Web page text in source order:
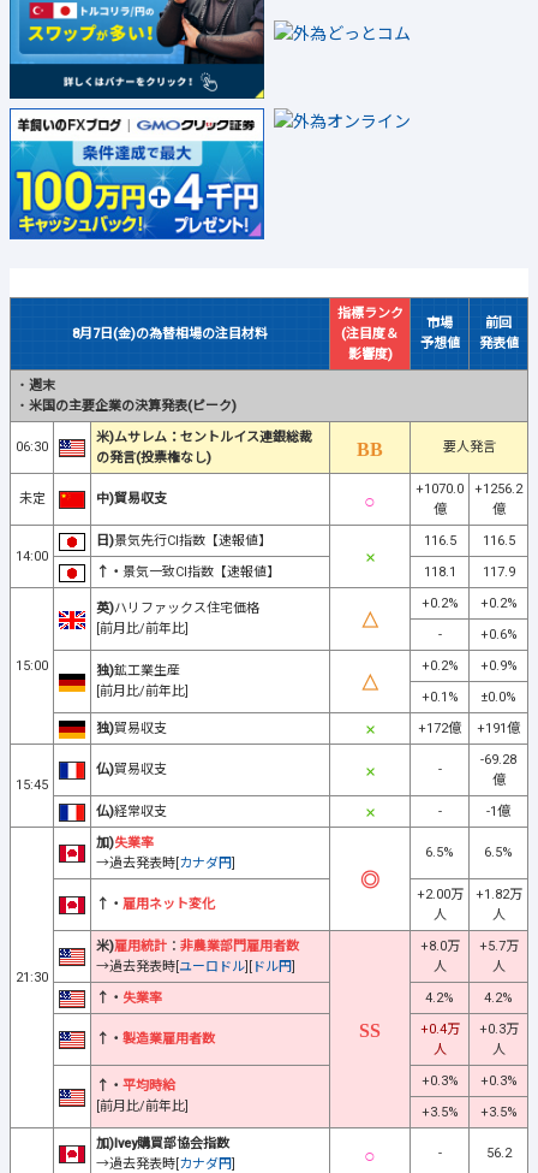
8月7日(金)の為替相場の注目材料
指標ランク
(注目度＆
影響度)
市場
予想値
前回
発表値
・ 週末
・ 米国の主要企業の決算発表(ピーク)
06:30
米)ムサレム：セントルイス連銀総裁
の発言(投票権なし)
要人発言
未定 中)貿易収支
+1070.0
億
+1256.2
億
14:00
日)景気先行CI指数【速報値】 116.5
116.5
↑・ 景気一致CI指数【速報値】 118.1 117.9
15:00
英)ハリファックス住宅価格
[前月比/前年比]
+0.2%
+0.2%
-
+0.6%
独)鉱工業生産
[前月比/前年比]
+0.2%
+0.9%
+0.1%
±0.0%
独)貿易収支 +172億 +191億
15:45
仏)貿易収支 -
-69.28
億
仏)経常収支 - -1億
21:30
加)失業率
→過去発表時[カナダ円]
6.5% 6.5%
↑・ 雇用ネット変化
+2.00万
人
+1.82万
人
米)雇用統計 ： 非農業部門雇用者数
→過去発表時[ユーロドル][ ドル円]
+8.0万
人
+5.7万
人
↑・ 失業率 4.2% 4.2%
↑・ 製造業雇用者数
+0.4万
人
+0.3万
人
↑・ 平均時給
[前月比/前年比]
+0.3%
+0.3%
+3.5%
+3.5%
加)Ivey購買部協会指数
→過去発表時[カナダ円]
- 56.2